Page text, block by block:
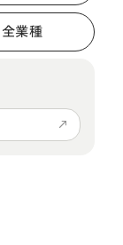
全業種